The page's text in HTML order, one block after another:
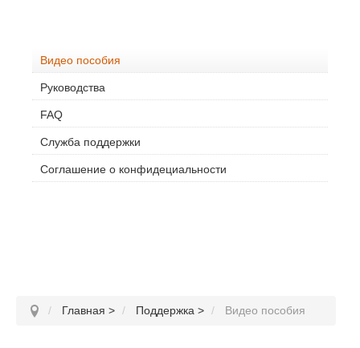
Видео пособия
Руководства
FAQ
Служба поддержки
Соглашение о конфидециальности
Главная > Поддержка > Видео пособия